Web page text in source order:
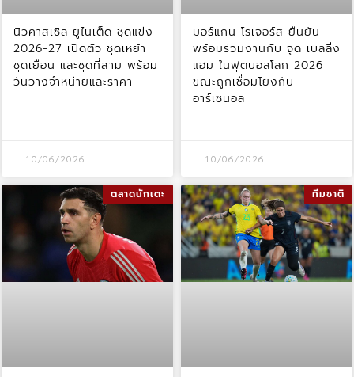
นิวคาสเซิล ยูไนเต็ด ชุดแข่ง
2026-27 เปิดตัว ชุดเหย้า
ชุดเยือน และชุดที่สาม พร้อม
วันวางจำหน่ายและราคา
10/06/2026
มอร์แกน โรเจอร์ส ยืนยัน
พร้อมร่วมงานกับ จูด เบลลิ่ง
แฮม ในฟุตบอลโลก 2026
ขณะถูกเชื่อมโยงกับ
อาร์เซนอล
10/06/2026
ตลาดนักเตะ ทีมชาติ